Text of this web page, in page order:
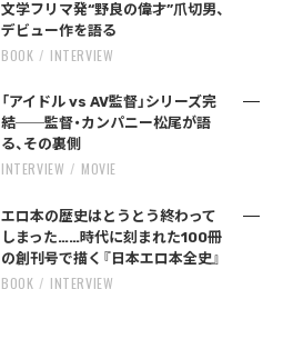
文学フリマ発“野良の偉才”爪切男、
デビュー作を語る
BOOK INTERVIEW
「アイドル vs AV監督」シリーズ完
結──監督・カンパニー松尾が語
る、その裏側
INTERVIEW MOVIE
エロ本の歴史はとうとう終わって
しまった……時代に刻まれた100冊
の創刊号で描く『日本エロ本全史』
BOOK INTERVIEW